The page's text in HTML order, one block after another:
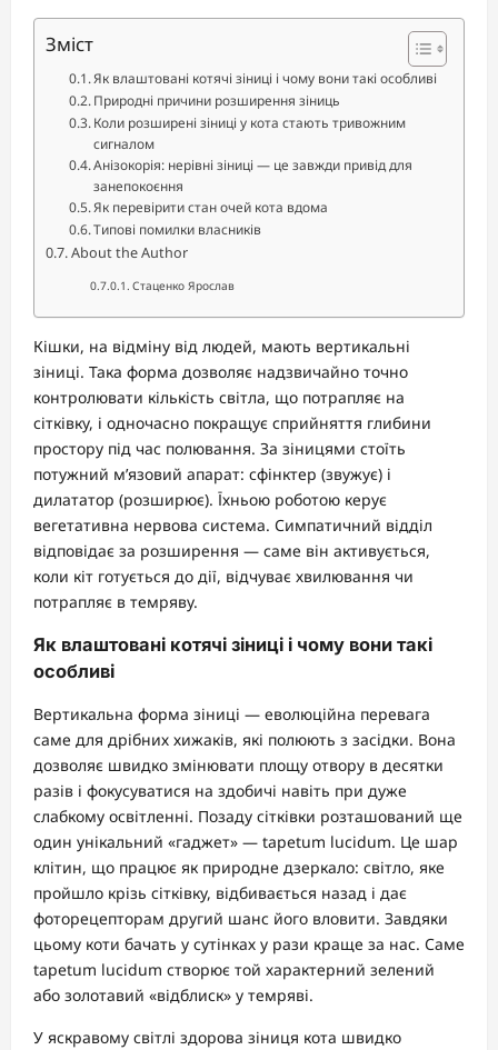
Зміст
Як влаштовані котячі зіниці і чому вони такі особливі
Природні причини розширення зіниць
Коли розширені зіниці у кота стають тривожним
сигналом
Анізокорія: нерівні зіниці — це завжди привід для
занепокоєння
Як перевірити стан очей кота вдома
Типові помилки власників
About the Author
Стаценко Ярослав
Кішки, на відміну від людей, мають вертикальні
зіниці. Така форма дозволяє надзвичайно точно
контролювати кількість світла, що потрапляє на
сітківку, і одночасно покращує сприйняття глибини
простору під час полювання. За зіницями стоїть
потужний м’язовий апарат: сфінктер (звужує) і
дилататор (розширює). Їхньою роботою керує
вегетативна нервова система. Симпатичний відділ
відповідає за розширення — саме він активується,
коли кіт готується до дії, відчуває хвилювання чи
потрапляє в темряву.
Як влаштовані котячі зіниці і чому вони такі
особливі
Вертикальна форма зіниці — еволюційна перевага
саме для дрібних хижаків, які полюють з засідки. Вона
дозволяє швидко змінювати площу отвору в десятки
разів і фокусуватися на здобичі навіть при дуже
слабкому освітленні. Позаду сітківки розташований ще
один унікальний «гаджет» — tapetum lucidum. Це шар
клітин, що працює як природне дзеркало: світло, яке
пройшло крізь сітківку, відбивається назад і дає
фоторецепторам другий шанс його вловити. Завдяки
цьому коти бачать у сутінках у рази краще за нас. Саме
tapetum lucidum створює той характерний зелений
або золотавий «відблиск» у темряві.
У яскравому світлі здорова зіниця кота швидко